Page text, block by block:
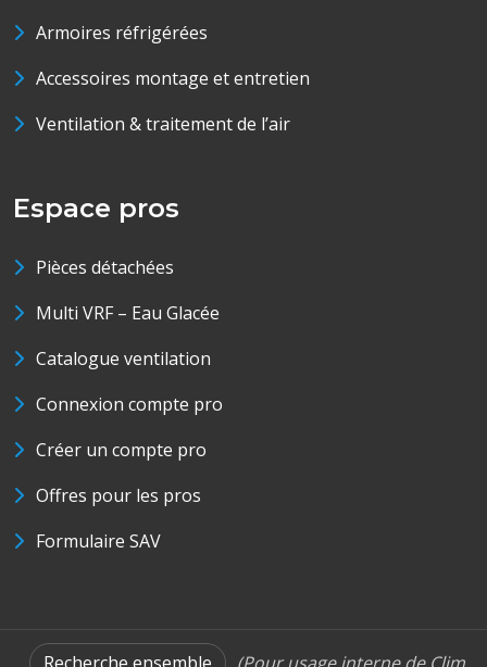
Armoires réfrigérées
Accessoires montage et entretien
Ventilation & traitement de l’air
Espace pros
Pièces détachées
Multi VRF – Eau Glacée
Catalogue ventilation
Connexion compte pro
Créer un compte pro
Offres pour les pros
Formulaire SAV